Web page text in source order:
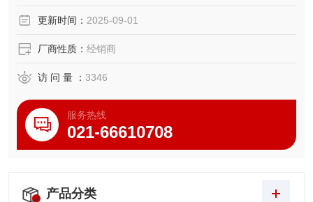
作更方便的产品。
更新时间： 2025-09-01
厂商性质： 经销商
访 问 量 ： 3346
服务热线
021-66610708
产品分类